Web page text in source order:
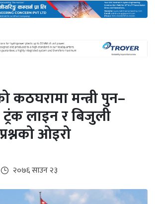
मन्त्री पुन–
लाइन र बिजुली
ओइरो
२०७६ साउन २३